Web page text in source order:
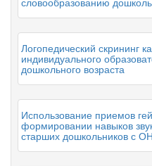
Логопедический скрининг
индивидуального
дошкольного возраста
Использование приемов
формировании навыков
старших дошкольников с